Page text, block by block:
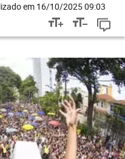
em 16/10/2025 09:03